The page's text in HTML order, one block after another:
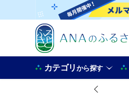
カテゴリから探す